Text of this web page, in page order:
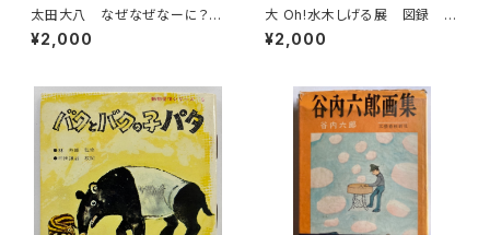
太田大八 なぜなぜなーに？
星野芳郎 幼児の疑問に答える
新しい絵本 1972年 実業之
¥2,000
大 Oh!水木しげる展 図録 2
004年 朝日新聞社
¥2,000